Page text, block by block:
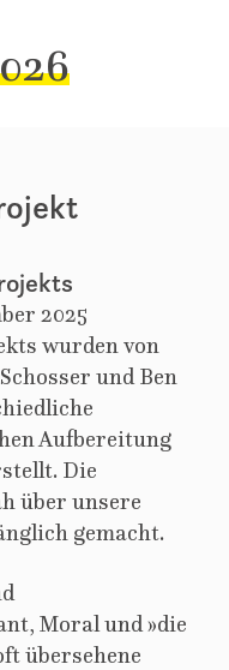
2025
wurden von
und Ben
Aufbereitung
Die
über unsere
gemacht.
Moral und »die
übersehene